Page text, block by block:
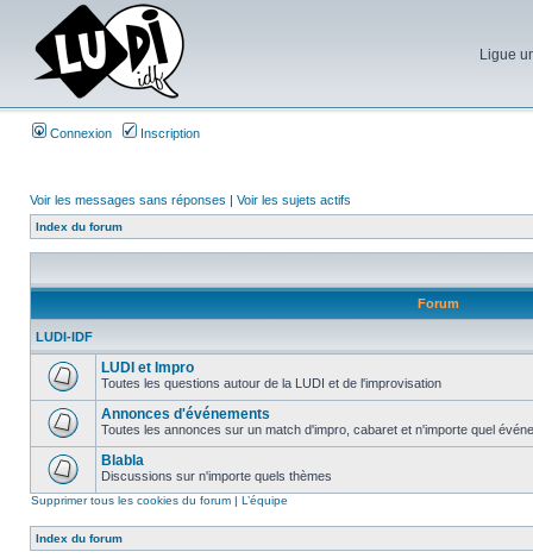
Ligue
Connexion Inscription
Voir les messages sans réponses | Voir les sujets actifs
Index du forum
Forum
LUDI-IDF
LUDI et Impro
Toutes les questions autour de la LUDI et de l'improvisation
Annonces d'événements
Toutes les annonces sur un match d'impro, cabaret et n'importe quel
Blabla
Discussions sur n'importe quels thèmes
Supprimer tous les cookies du forum | L’équipe
Index du forum